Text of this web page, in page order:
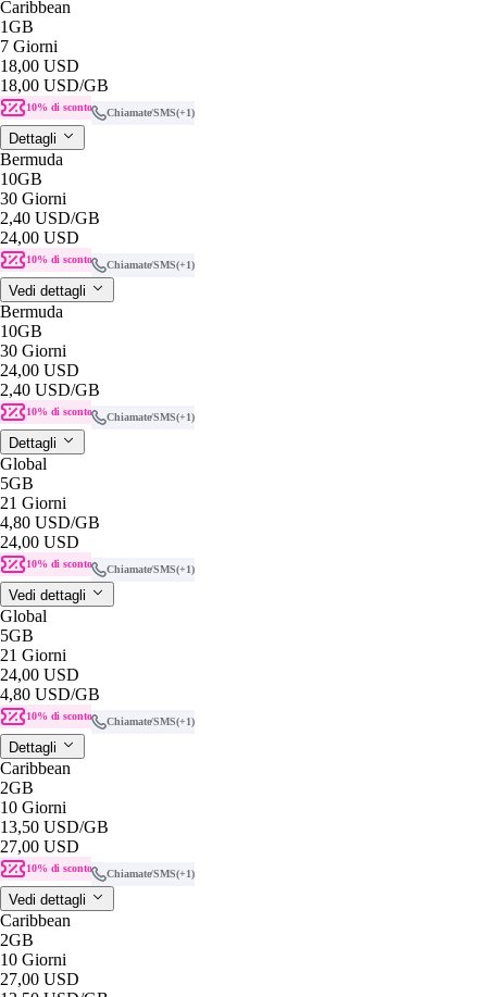
Caribbean
1GB
7 Giorni
18,00 USD
18,00 USD/GB
10% di sconto Chiamate/SMS(+1)
Dettagli
Bermuda
10GB
30 Giorni
2,40 USD/GB
24,00 USD
10% di sconto Chiamate/SMS(+1)
Vedi dettagli
Bermuda
10GB
30 Giorni
24,00 USD
2,40 USD/GB
10% di sconto Chiamate/SMS(+1)
Dettagli
Global
5GB
21 Giorni
4,80 USD/GB
24,00 USD
10% di sconto Chiamate/SMS(+1)
Vedi dettagli
Global
5GB
21 Giorni
24,00 USD
4,80 USD/GB
10% di sconto Chiamate/SMS(+1)
Dettagli
Caribbean
2GB
10 Giorni
13,50 USD/GB
27,00 USD
10% di sconto Chiamate/SMS(+1)
Vedi dettagli
Caribbean
2GB
10 Giorni
27,00 USD